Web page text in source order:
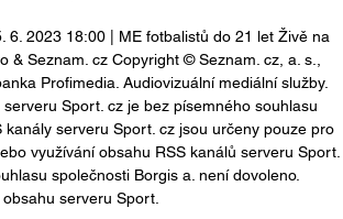
6. 2023 18:00 | ME fotbalistů do 21 let Živě na
Seznam. cz Copyright © Seznam. cz, a. s.,
Profimedia. Audiovizuální mediální služby.
Sport. cz je bez písemného souhlasu
kanály serveru Sport. cz jsou určeny pouze pro
využívání obsahu RSS kanálů serveru Sport.
společnosti Borgis a. není dovoleno.
serveru Sport.